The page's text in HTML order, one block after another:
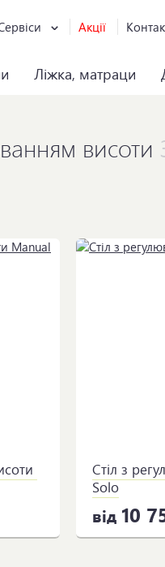
Акції
Ліжка, матраци
висоти
Стіл з
Solo
від 10